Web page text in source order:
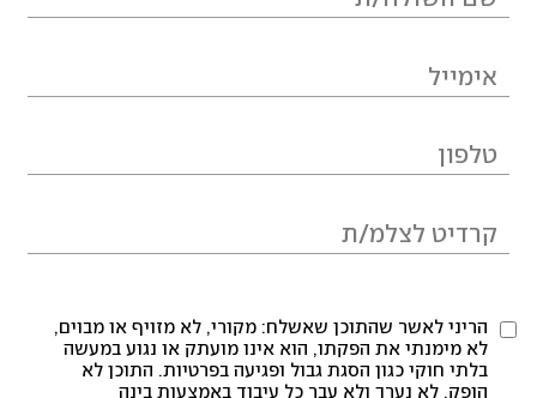
הריני לאשר שהתוכן שאשלח: מקורי, לא מזויף או מבוים,
לא מימנתי את הפקתו, הוא אינו מועתק או נגוע במעשה
בלתי חוקי כגון הסגת גבול ופגיעה בפרטיות. התוכן לא
הופק, לא נערך ולא עבר כל עיבוד באמצעות בינה